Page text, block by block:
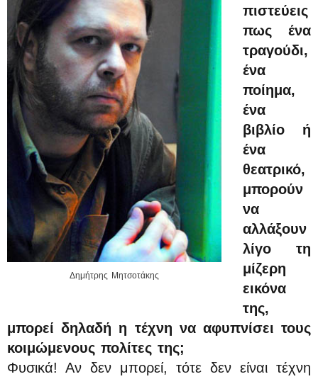
Δημήτρης Μητσοτάκης
πιστεύεις
πως ένα
τραγούδι,
ένα
ποίημα,
ένα
βιβλίο ή
ένα
θεατρικό,
μπορούν
να
αλλάξουν
λίγο τη
μίζερη
εικόνα
της,
μπορεί δηλαδή η τέχνη να αφυπνίσει τους
κοιμώμενους πολίτες της;
Φυσικά! Αν δεν μπορεί, τότε δεν είναι τέχνη